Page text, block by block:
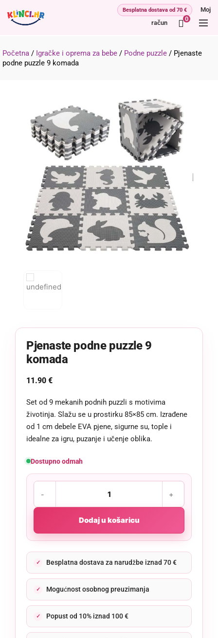
Moj
račun
0
Početna / Igračke i oprema za bebe / Podne puzzle / Pjenaste
podne puzzle 9 komada
Pjenaste podne puzzle 9
komada
11.90 €
Set od 9 mekanih podnih puzzli s motivima
životinja. Slažu se u prostirku 85×85 cm. Izrađene
od 1 cm debele EVA pjene, sigurne su, tople i
idealne za igru, puzanje i učenje oblika.
Dostupno odmah
Dodaj u košaricu
Besplatna dostava za narudžbe iznad 70 €
Mogućnost osobnog preuzimanja
Popust od 10% iznad 100 €